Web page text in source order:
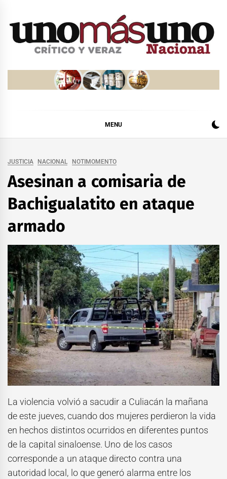
MENU
JUSTICIA NACIONAL NOTIMOMENTO
Asesinan a comisaria de
Bachigualatito en ataque
armado
La violencia volvió a sacudir a Culiacán la mañana
de este jueves, cuando dos mujeres perdieron la vida
en hechos distintos ocurridos en diferentes puntos
de la capital sinaloense. Uno de los casos
corresponde a un ataque directo contra una
autoridad local, lo que generó alarma entre los